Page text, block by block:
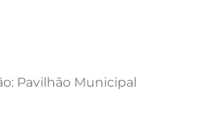
Pavilhão Municipal